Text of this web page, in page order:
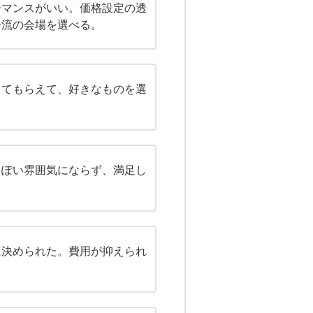
ンスがいい。価格設定の透
の会場を選べる。
もらえて、好きなものを選
い雰囲気にならず、満足し
められた。費用が抑えられ